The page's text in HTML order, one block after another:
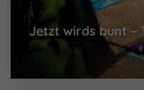
Jetzt wirds bunt –
Cookie-
Externe Medien
Inhalte von
Plattformen werden